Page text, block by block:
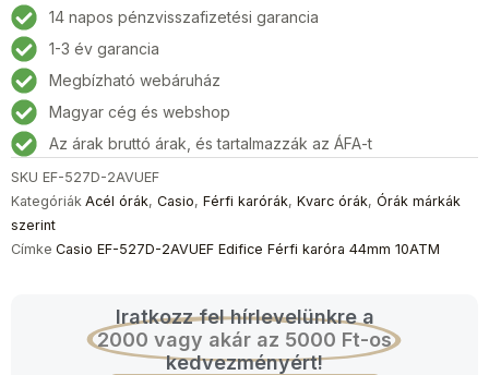
Férfi
karóra
44mm
10ATM
mennyiség
14 napos pénzvisszafizetési garancia
1-3 év garancia
Megbízható webáruház
Magyar cég és webshop
Az árak bruttó árak, és tartalmazzák az ÁFA-t
SKU EF-527D-2AVUEF
Kategóriák Acél órák, Casio, Férfi karórák, Kvarc órák, Órák márkák
szerint
Címke Casio EF-527D-2AVUEF Edifice Férfi karóra 44mm 10ATM
Iratkozz fel hírlevelünkre a
2000 vagy akár az 5000 Ft-os
kedvezményért!